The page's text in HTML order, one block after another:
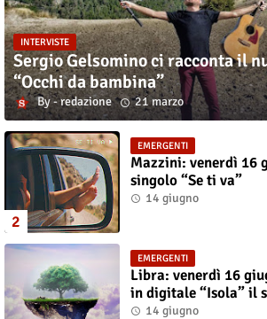
INTERVISTE
Sergio Gelsomino ci racconta il
“Occhi da bambina”
redazione 21 marzo
EMERGENTI
Mazzini: venerdì 16
singolo “Se ti va”
14 giugno
EMERGENTI
Libra: venerdì 16
in digitale “Isola” il
14 giugno